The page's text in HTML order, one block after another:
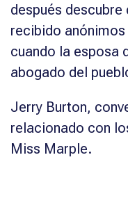
después
recibido
cuando la esposa
abogado del
Jerry Burton,
relacionado con
Miss Marple.